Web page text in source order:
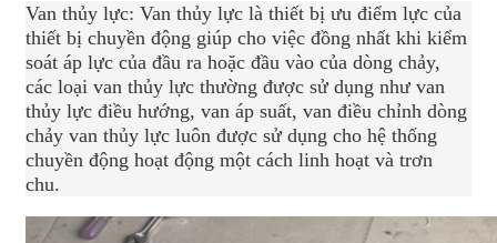
Van thủy lực: Van thủy lực là thiết bị ưu điểm lực của
thiết bị chuyền động giúp cho việc đồng nhất khi kiểm
soát áp lực của đầu ra hoặc đầu vào của dòng chảy,
các loại van thủy lực thường được sử dụng như van
thủy lực điều hướng, van áp suất, van điều chỉnh dòng
chảy van thủy lực luôn được sử dụng cho hệ thống
chuyền động hoạt động một cách linh hoạt và trơn
chu.